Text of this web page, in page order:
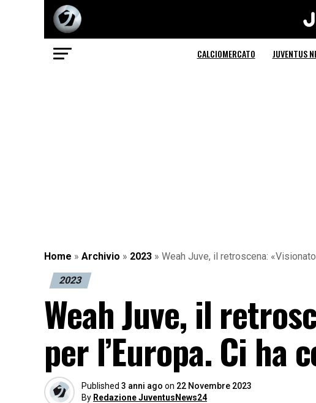
CALCIOMERCATO JUVENTUS
Home » Archivio » 2023 » Weah Juve, il retroscena:
2023
Weah Juve, il
per l’Europa. Ci ha
Published 3 anni ago on 22 Novembre 2023
By Redazione JuventusNews24